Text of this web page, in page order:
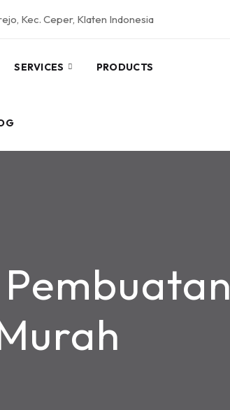
Kec. Ceper, Klaten Indonesia
SERVICES PRODUCTS